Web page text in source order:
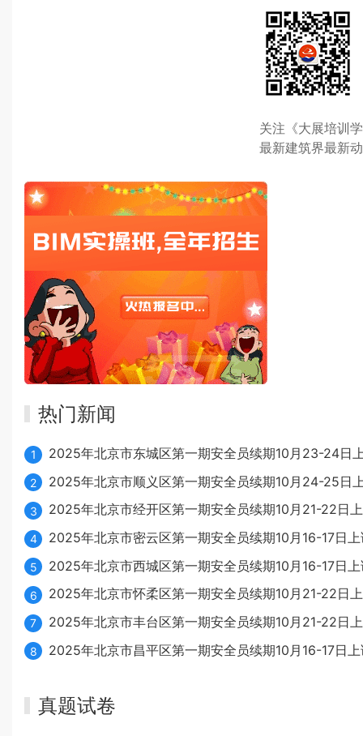
关注《大展培训
最新建筑界最新
热门新闻
1 2025年北京市东城区第一期安全员续期10月23-24日
2 2025年北京市顺义区第一期安全员续期10月24-25日
3 2025年北京市经开区第一期安全员续期10月21-22日
4 2025年北京市密云区第一期安全员续期10月16-17日
5 2025年北京市西城区第一期安全员续期10月16-17日
6 2025年北京市怀柔区第一期安全员续期10月21-22日
7 2025年北京市丰台区第一期安全员续期10月21-22日
8 2025年北京市昌平区第一期安全员续期10月16-17日
真题试卷